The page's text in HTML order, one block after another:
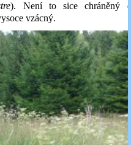
). Není to sice chráněný
vzácný.